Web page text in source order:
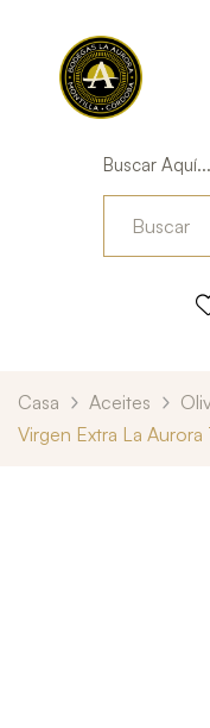
Buscar Aquí...
Casa Aceites
Virgen Extra La